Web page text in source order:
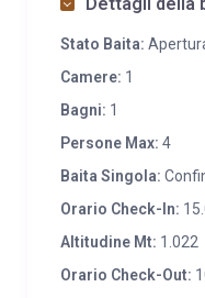
finestrato con
per piano.
I piani
connessione a
baita è presente
impianto
elettricità e
produzione di
riscaldamento.
Stato Baita:
Camere: 1
Bagni: 1
Persone Max: 4
Baita Singola:
Orario Check-In:
Altitudine Mt: 1.022
Orario Check-Out: